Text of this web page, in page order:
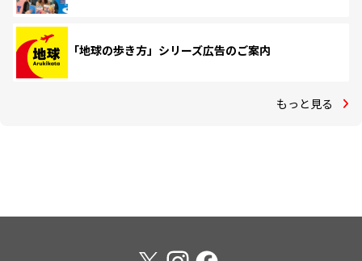
「地球の歩き方」シリーズ広告のご案内
もっと見る